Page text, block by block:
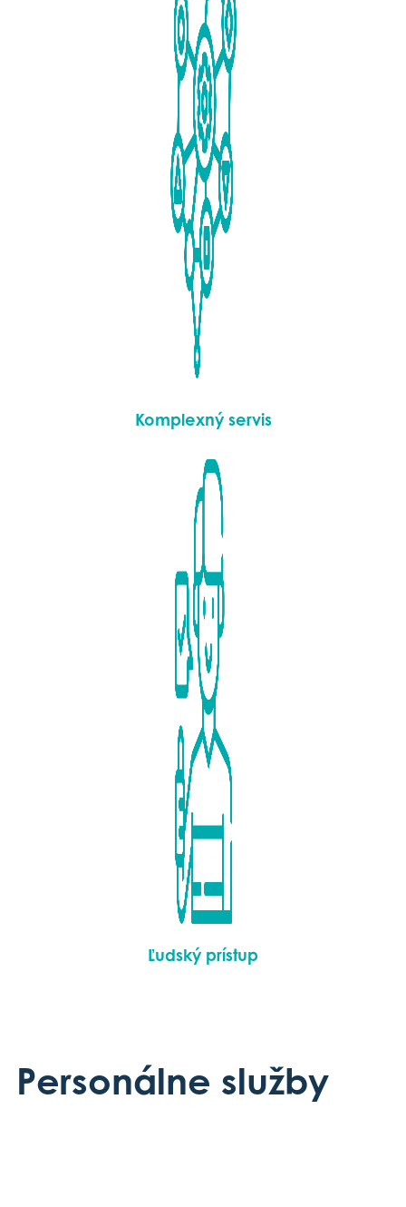
Komplexný servis
Ľudský prístup
Personálne služby